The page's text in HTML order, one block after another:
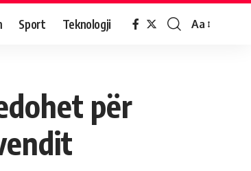
Sport Teknologji Aa
për